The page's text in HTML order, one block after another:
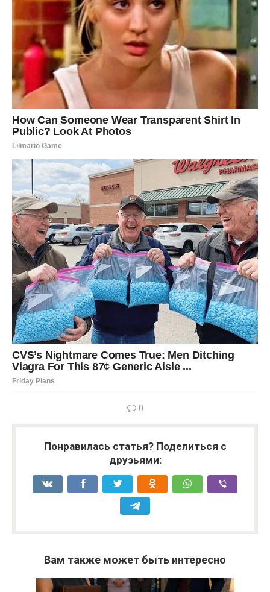
0
Понравилась статья? Поделиться с
друзьями:
Вам также может быть интересно